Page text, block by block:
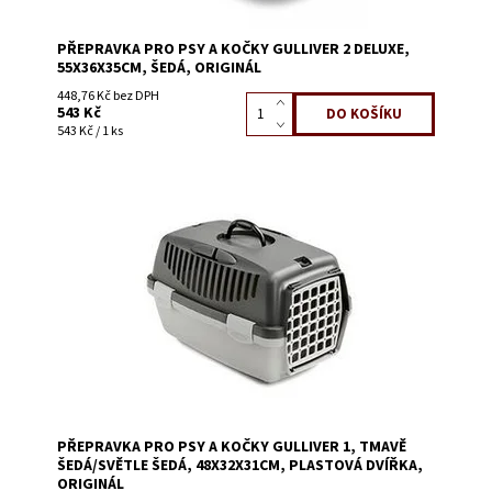
PŘEPRAVKA PRO PSY A KOČKY GULLIVER 2 DELUXE,
55X36X35CM, ŠEDÁ, ORIGINÁL
448,76 Kč bez DPH
543 Kč
543 Kč / 1 ks
Skladem 9
58555V
PŘEPRAVKA PRO PSY A KOČKY GULLIVER 1, TMAVĚ
ŠEDÁ/SVĚTLE ŠEDÁ, 48X32X31CM, PLASTOVÁ DVÍŘKA,
ORIGINÁL